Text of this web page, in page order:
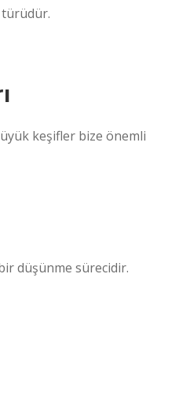
türüdür.
keşifler bize önemli
düşünme sürecidir.